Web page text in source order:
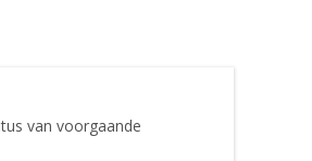
van voorgaande